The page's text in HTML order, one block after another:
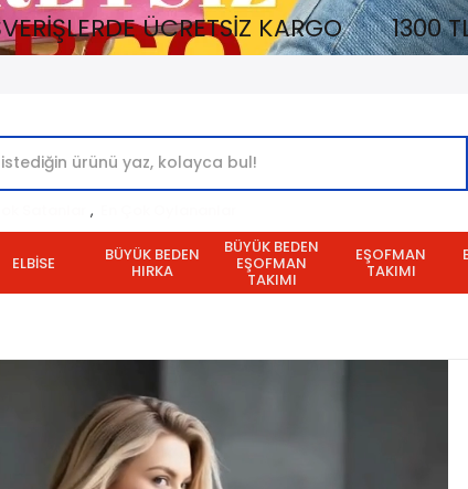
KARGO 1300 TL VE ÜZERİ
,
ELBİSE BÜYÜK BEDEN
HIRKA
BÜYÜK BEDEN
EŞOFMAN
TAKIMI
EŞOFMAN
TAKIMI